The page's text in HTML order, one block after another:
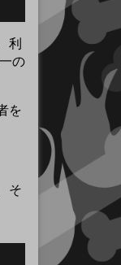
利
の
を
そ